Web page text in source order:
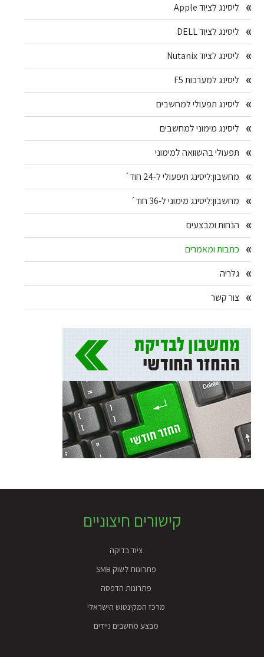
ליסינג לציוד Apple
ליסינג לציוד DELL
ליסינג לציוד Nutanix
ליסינג למערכות F5
ליסינג תפעולי למחשבים
ליסינג מימוני למחשבים
תפעולי בהשוואה למימוני
מחשבון:ליסינג תיפעולי ל-24 חוד´
מחשבון:ליסינג מימוני ל-36 חוד´
הנחות ומבצעים
כתבות ומאמרים
גלריה
צור קשר
קישורים חיצוניים
ציוד בדיקה
פתרונות לשוק SMB
פתרונות הדפסה
מרכז המקינטוש הישראלי
מבצע מחשבים ניידים